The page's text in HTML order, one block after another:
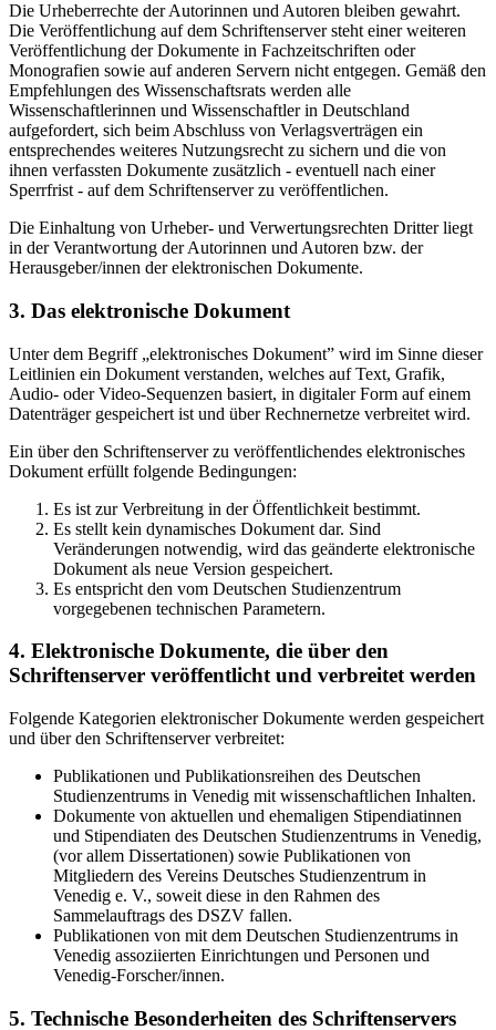
Die Urheberrechte der Autorinnen und Autoren bleiben gewahrt.
Die Veröffentlichung auf dem Schriftenserver steht einer weiteren
Veröffentlichung der Dokumente in Fachzeitschriften oder
Monografien sowie auf anderen Servern nicht entgegen. Gemäß den
Empfehlungen des Wissenschaftsrats werden alle
Wissenschaftlerinnen und Wissenschaftler in Deutschland
aufgefordert, sich beim Abschluss von Verlagsverträgen ein
entsprechendes weiteres Nutzungsrecht zu sichern und die von
ihnen verfassten Dokumente zusätzlich - eventuell nach einer
Sperrfrist - auf dem Schriftenserver zu veröffentlichen.
Die Einhaltung von Urheber- und Verwertungsrechten Dritter liegt
in der Verantwortung der Autorinnen und Autoren bzw. der
Herausgeber/innen der elektronischen Dokumente.
3. Das elektronische Dokument
Unter dem Begriff „elektronisches Dokument” wird im Sinne dieser
Leitlinien ein Dokument verstanden, welches auf Text, Grafik,
Audio- oder Video-Sequenzen basiert, in digitaler Form auf einem
Datenträger gespeichert ist und über Rechnernetze verbreitet wird.
Ein über den Schriftenserver zu veröffentlichendes elektronisches
Dokument erfüllt folgende Bedingungen:
Es ist zur Verbreitung in der Öffentlichkeit bestimmt.
Es stellt kein dynamisches Dokument dar. Sind
Veränderungen notwendig, wird das geänderte elektronische
Dokument als neue Version gespeichert.
Es entspricht den vom Deutschen Studienzentrum
vorgegebenen technischen Parametern.
4. Elektronische Dokumente, die über den
Schriftenserver veröffentlicht und verbreitet werden
Folgende Kategorien elektronischer Dokumente werden gespeichert
und über den Schriftenserver verbreitet:
Publikationen und Publikationsreihen des Deutschen
Studienzentrums in Venedig mit wissenschaftlichen Inhalten.
Dokumente von aktuellen und ehemaligen Stipendiatinnen
und Stipendiaten des Deutschen Studienzentrums in Venedig,
(vor allem Dissertationen) sowie Publikationen von
Mitgliedern des Vereins Deutsches Studienzentrum in
Venedig e. V., soweit diese in den Rahmen des
Sammelauftrags des DSZV fallen.
Publikationen von mit dem Deutschen Studienzentrums in
Venedig assoziierten Einrichtungen und Personen und
Venedig-Forscher/innen.
5. Technische Besonderheiten des Schriftenservers